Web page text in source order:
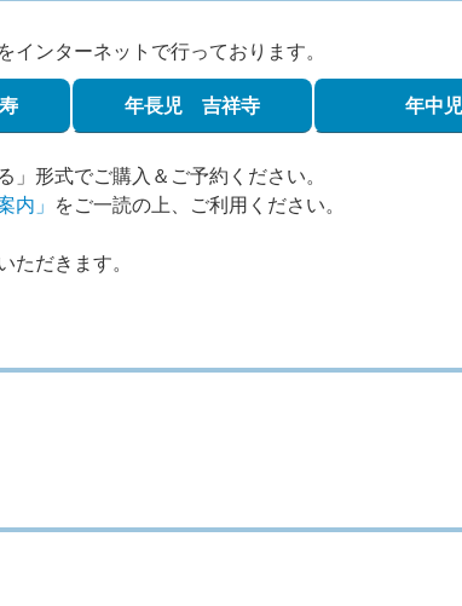
インターネットで行っております。
年長児 吉祥寺 年中児
」形式でご購入＆ご予約ください。
内」 をご一読の上、ご利用ください。
ただきます。